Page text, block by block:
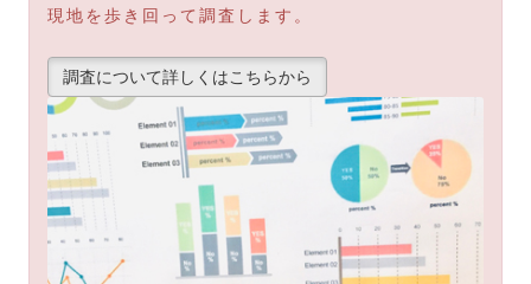
現地を歩き回って調査します。
調査について詳しくはこちらから